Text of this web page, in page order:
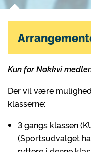
Kun for Nøkkvi
Der vil være
klasserne:
3 gangs klassen
(Sportsudvalget